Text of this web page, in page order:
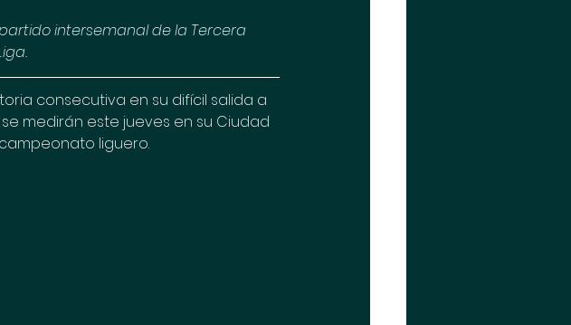
intersemanal de la Tercera
consecutiva en su difícil salida a
medirán este jueves en su Ciudad
liguero.